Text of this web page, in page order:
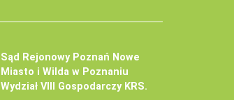
Sąd Rejonowy Poznań Nowe
Miasto i Wilda w Poznaniu
Wydział VIII Gospodarczy KRS.